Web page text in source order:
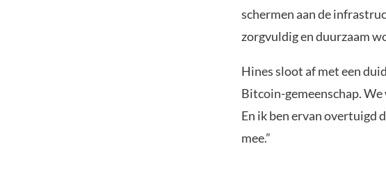
schermen aan de
zorgvuldig en duurzaam
Hines sloot af met een
Bitcoin-gemeenschap.
En ik ben ervan overtuigd
mee.”